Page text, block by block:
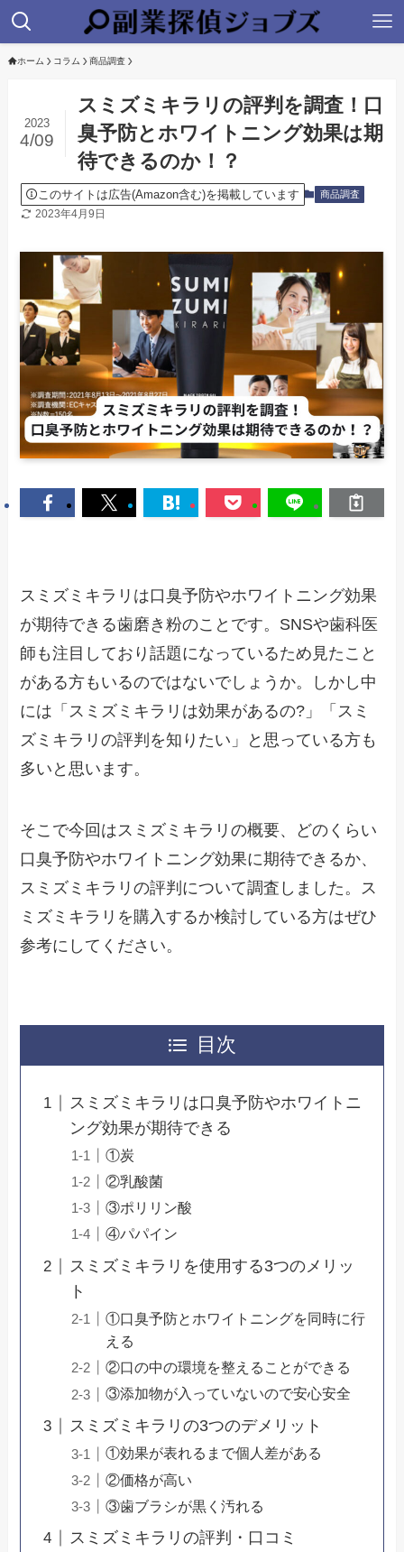
ホーム コラム 商品調査
スミズミキラリの評判を調査！口
臭予防とホワイトニング効果は期
待できるのか！？
2023
4/09
このサイトは広告(Amazon含む)を掲載しています 商品調査
2023年4月9日
スミズミキラリは口臭予防やホワイトニング効果
が期待できる歯磨き粉のことです。SNSや歯科医
師も注目しており話題になっているため見たこと
がある方もいるのではないでしょうか。しかし中
には「スミズミキラリは効果があるの?」「スミ
ズミキラリの評判を知りたい」と思っている方も
多いと思います。
そこで今回はスミズミキラリの概要、どのくらい
口臭予防やホワイトニング効果に期待できるか、
スミズミキラリの評判について調査しました。ス
ミズミキラリを購入するか検討している方はぜひ
参考にしてください。
目次
スミズミキラリは口臭予防やホワイトニ
ング効果が期待できる
①炭
②乳酸菌
③ポリリン酸
④パパイン
スミズミキラリを使用する3つのメリッ
ト
①口臭予防とホワイトニングを同時に行
える
②口の中の環境を整えることができる
③添加物が入っていないので安心安全
スミズミキラリの3つのデメリット
①効果が表れるまで個人差がある
②価格が高い
③歯ブラシが黒く汚れる
スミズミキラリの評判・口コミ